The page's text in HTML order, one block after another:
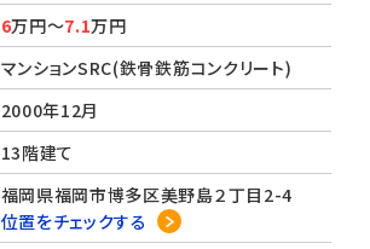
6万円～7.1万円
マンションSRC(鉄骨鉄筋コンクリート)
2000年12月
13階建て
福岡県福岡市博多区美野島２丁目2-4
位置をチェックする